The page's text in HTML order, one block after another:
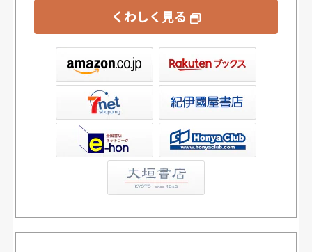
くわしく見る
書店ウェブストア